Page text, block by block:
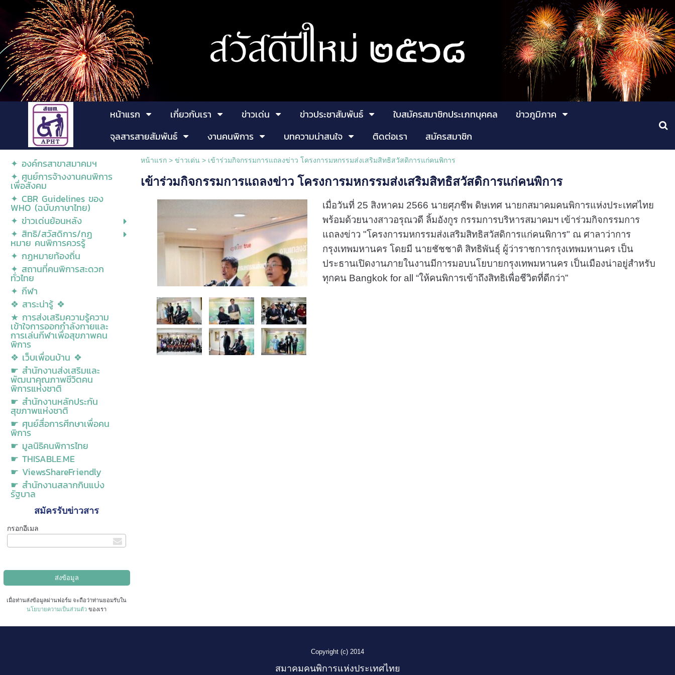
หน้าแรก เกี่ยวกับเรา ข่าวเด่น ข่าวประชาสัมพันธ์ ใบสมัครสมาชิกประเภทบุคคล
ข่าวภูมิภาค
จุลสารสายสัมพันธ์
งานคนพิการ บทความน่าสนใจ ติดต่อเรา
สมัครสมาชิก
✦ องค์กรสาขาสมาคมฯ
✦ ศูนย์การจ้างงานคนพิการ
เพื่อสังคม
✦ CBR Guidelines ของ
WHO (ฉบับภาษาไทย)
✦ ข่าวเด่นย้อนหลัง
✦ สิทธิ/สวัสดิการ/กฏ
หมาย คนพิการควรรู้
✦ กฏหมายท้องถิ่น
✦ สถานที่คนพิการสะดวก
ทั่วไทย
✦ กีฬา
❖ สาระน่ารู้ ❖
★ การส่งเสริมความรู้ความ
เข้าใจการออกกำลังกายและ
การเล่นกีฬาเพื่อสุขภาพคน
พิการ
❖ เว็บเพื่อนบ้าน ❖
☛ สำนักงานส่งเสริมและ
พัฒนาคุณภาพชีวิตคน
พิการแห่งชาติ
☛ สำนักงานหลักประกัน
สุขภาพแห่งชาติ
☛ ศุนย์สื่อการศีกษาเพื่อคน
พิการ
☛ มูลนิธิคนพิการไทย
☛ THISABLE.ME
☛ ViewsShareFriendly
☛ สำนักงานสลากกินแบ่ง
รัฐบาล
สมัครรับข่าวสาร
กรอกอีเมล
เมื่อท่านส่งข้อมูลผ่านฟอร์ม จะถือว่าท่านยอมรับใน
นโยบายความเป็นส่วนตัว ของเรา
หน้าแรก> ข่าวเด่น > เข้าร่วมกิจกรรมการแถลงข่าว โครงการมหกรรมส่งเสริมสิทธิสวัสดิการแก่คนพิการ
เข้าร่วมกิจกรรมการแถลงข่าว โครงการมหกรรมส่งเสริมสิทธิสวัสดิการแก่คนพิการ
เมื่อวันที่ 25 สิงหาคม 2566 นายศุภชีพ ดิษเทศ นายกสมาคมคนพิการแห่งประเทศไทย
พร้อมด้วยนางสาวอรุณวดี ลิ้มอังกูร กรรมการบริหารสมาคมฯ เข้าร่วมกิจกรรมการ
แถลงข่าว "โครงการมหกรรมส่งเสริมสิทธิสวัสดิการแก่คนพิการ" ณ ศาลาว่าการ
กรุงเทพมหานคร โดยมี นายชัชชาติ สิทธิพันธุ์ ผู้ว่าราชการกรุงเทพมหานคร เป็น
ประธานเปิดงานภายในงานมีการมอบนโยบายกรุงเทพมหานคร เป็นเมืองน่าอยู่สำหรับ
ทุกคน Bangkok for all “ให้คนพิการเข้าถึงสิทธิเพื่อชีวิตที่ดีกว่า”
Copyright (c) 2014
สมาคมคนพิการแห่งประเทศไทย